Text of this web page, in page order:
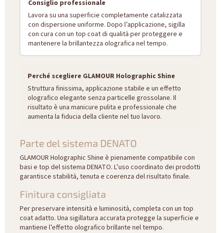
Consiglio professionale
Lavora su una superficie completamente catalizzata
con dispersione uniforme. Dopo l’applicazione, sigilla
con cura con un top coat di qualità per proteggere e
mantenere la brillantezza olografica nel tempo.
Perché scegliere GLAMOUR Holographic Shine
Struttura finissima, applicazione stabile e un effetto
olografico elegante senza particelle grossolane. Il
risultato è una manicure pulita e professionale che
aumenta la fiducia della cliente nel tuo lavoro.
Parte del sistema DENATO
GLAMOUR Holographic Shine è pienamente compatibile con
basi e top del sistema DENATO. L’uso coordinato dei prodotti
garantisce stabilità, tenuta e coerenza del risultato finale.
Finitura consigliata
Per preservare intensità e luminosità, completa con un top
coat adatto. Una sigillatura accurata protegge la superficie e
mantiene l’effetto olografico brillante nel tempo.